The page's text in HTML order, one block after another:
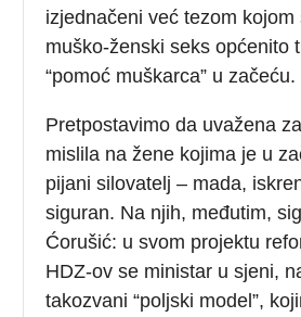
izjednačeni već tezom kojom
muško-ženski seks općenito
“pomoć muškarca” u začeću.
Pretpostavimo da uvažena
mislila na žene kojima je u
pijani silovatelj – mada,
siguran. Na njih, međutim,
Ćorušić: u svom projektu
HDZ-ov se ministar u sjeni,
takozvani “poljski model”,